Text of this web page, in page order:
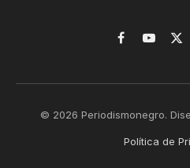
Facebook
YouTube
X
© 2026 Periodismonegro.
Política de